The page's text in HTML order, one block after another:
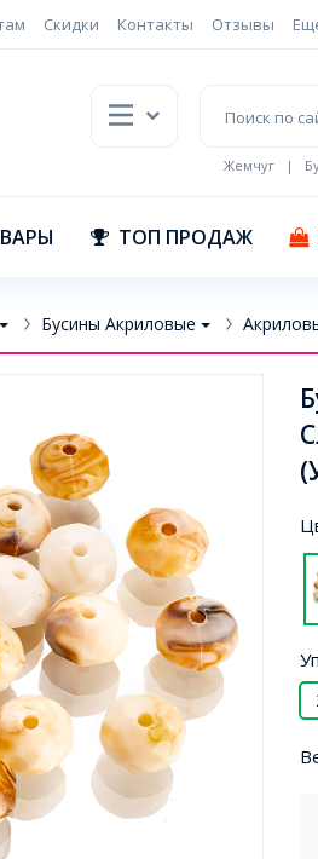
Скидки Контакты Отзывы
Жемчуг |
ТОП ПРОДАЖ
Бусины Акриловые